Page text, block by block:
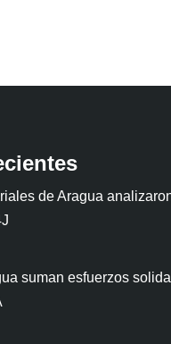
de Aragua
suman esfuerzos